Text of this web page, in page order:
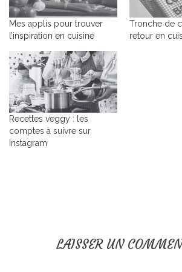
Mes applis pour trouver
l’inspiration en cuisine
Tronche de
retour en
Recettes veggy : les
comptes à suivre sur
Instagram
LAISSER UN